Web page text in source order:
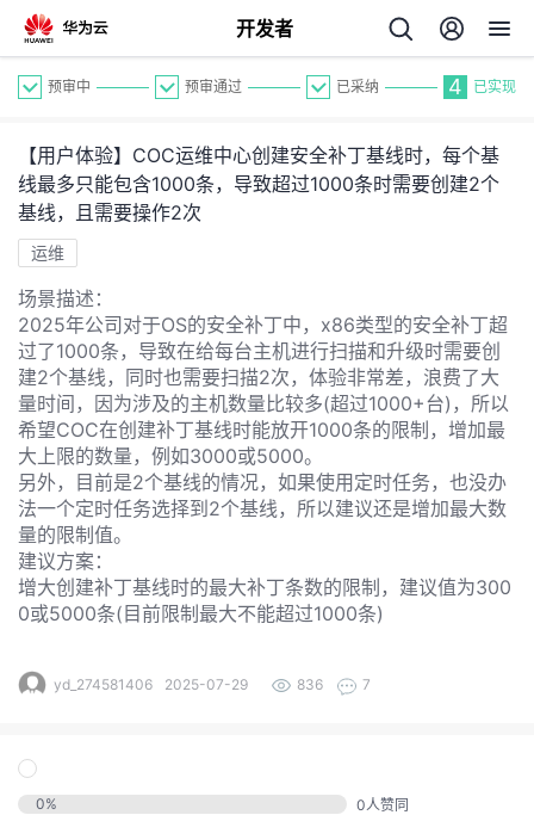
开发者
个
人
主
页
我
的
开
发
者
预审中 预审通过 已采纳 4 已实现
【用户体验】COC运维中心创建安全补丁基线时，每个基
线最多只能包含1000条，导致超过1000条时需要创建2个
基线，且需要操作2次
运维
场景描述：
2025年公司对于OS的安全补丁中，x86类型的安全补丁超
过了1000条，导致在给每台主机进行扫描和升级时需要创
建2个基线，同时也需要扫描2次，体验非常差，浪费了大
量时间，因为涉及的主机数量比较多(超过1000+台)，所以
希望COC在创建补丁基线时能放开1000条的限制，增加最
大上限的数量，例如3000或5000。
另外，目前是2个基线的情况，如果使用定时任务，也没办
法一个定时任务选择到2个基线，所以建议还是增加最大数
量的限制值。
建议方案：
增大创建补丁基线时的最大补丁条数的限制，建议值为300
0或5000条(目前限制最大不能超过1000条)
yd_274581406 2025-07-29 836 7
0% 0人赞同